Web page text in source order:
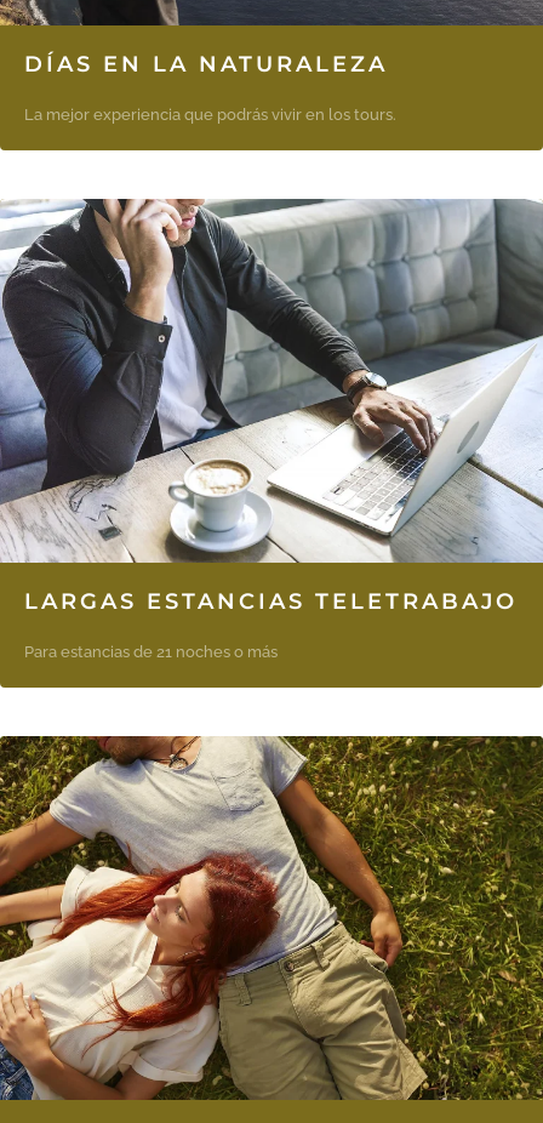
DÍAS EN LA NATURALEZA
La mejor experiencia que podrás vivir en los tours.
LARGAS ESTANCIAS TELETRABAJO
Para estancias de 21 noches o más